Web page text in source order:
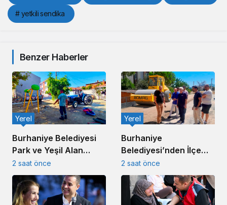
# yetkili sendika
Benzer Haberler
Burhaniye Belediyesi
Park ve Yeşil Alan
Bakım Çalışmalarını
Sürdürüyor
Yerel
2 saat önce
Burhaniye
Belediyesi’nden İlçe
Genelinde Kapsamlı Yol
Yapım ve Onarım
Çalışması
Yerel
2 saat önce